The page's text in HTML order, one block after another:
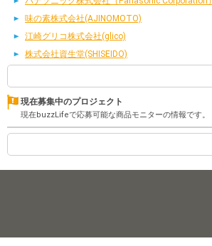
味の素株式会社(AJINOMOTO)
江崎グリコ株式会社(glico)
株式会社資生堂(SHISEIDO)
現在募集中のプロジェクト
現在buzzLifeで応募可能な商品モニターの情報です。